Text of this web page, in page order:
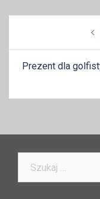
Prezent dla